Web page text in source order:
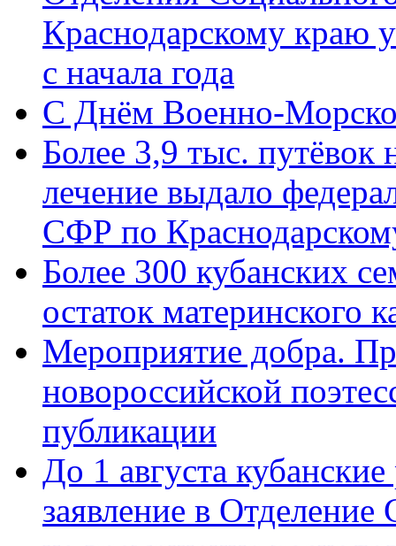
Краснодарскому краю
с начала года
C Днём Военно-
Более 3,9 тыс. путёвок
лечение выдало
СФР по
Более 300 кубанских
остаток материнского
Мероприятие добра.
новороссийской
публикации
До 1 августа
заявление в